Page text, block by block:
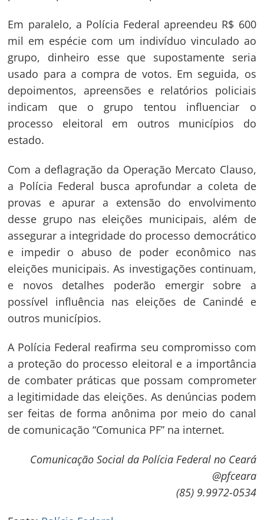
Em paralelo, a Polícia Federal apreendeu R$ 600
mil em espécie com um indivíduo vinculado ao
grupo, dinheiro esse que supostamente seria
usado para a compra de votos. Em seguida, os
depoimentos, apreensões e relatórios policiais
indicam que o grupo tentou influenciar o
processo eleitoral em outros municípios do
estado.
Com a deflagração da Operação Mercato Clauso,
a Polícia Federal busca aprofundar a coleta de
provas e apurar a extensão do envolvimento
desse grupo nas eleições municipais, além de
assegurar a integridade do processo democrático
e impedir o abuso de poder econômico nas
eleições municipais. As investigações continuam,
e novos detalhes poderão emergir sobre a
possível influência nas eleições de Canindé e
outros municípios.
A Polícia Federal reafirma seu compromisso com
a proteção do processo eleitoral e a importância
de combater práticas que possam comprometer
a legitimidade das eleições. As denúncias podem
ser feitas de forma anônima por meio do canal
de comunicação “Comunica PF” na internet.
Comunicação Social da Polícia Federal no Ceará
@pfceara
(85) 9.9972-0534
Navegação
de
Post